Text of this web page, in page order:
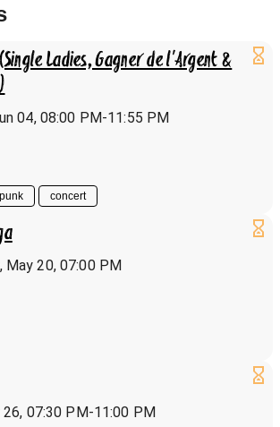
Ladies, Gagner de l'Argent &
04, 08:00 PM-11:55 PM
punk concert
May 20, 07:00 PM
26, 07:30 PM-11:00 PM